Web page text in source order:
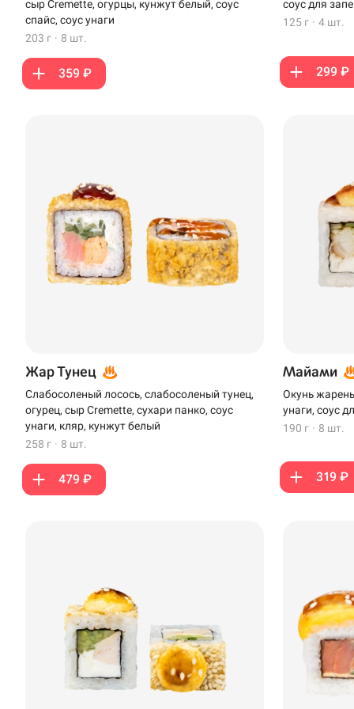
сыр Cremette, огурцы, кунжут белый, соус
спайс, соус унаги
203 г · 8 шт.
359 ₽
соус для
125 г · 4 шт.
299 ₽
Жар Тунец
Слабосоленый лосось, слабосоленый тунец,
огурец, сыр Cremette, сухари панко, соус
унаги, кляр, кунжут белый
258 г · 8 шт.
479 ₽
Майами
Окунь
унаги, соус
190 г · 8 шт.
319 ₽